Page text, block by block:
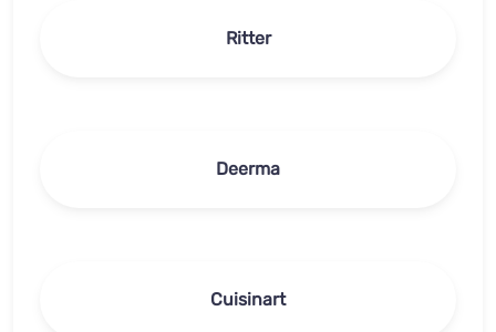
Ritter
Deerma
Cuisinart